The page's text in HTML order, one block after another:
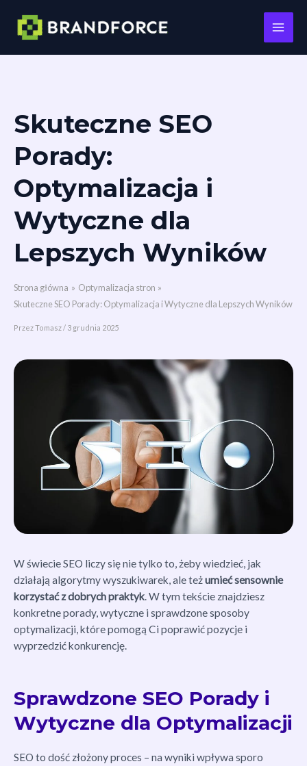
treści
Main
Skuteczne SEO
Porady:
Optymalizacja i
Wytyczne dla
Lepszych Wyników
Strona główna
Optymalizacja stron
Skuteczne SEO Porady: Optymalizacja i Wytyczne dla Lepszych Wyników
PrzezTomasz/ 3 grudnia 2025
W świecie SEO liczy się nie tylko to, żeby wiedzieć, jak
działają algorytmy wyszukiwarek, ale teżumieć sensownie
korzystać z dobrych praktyk. W tym tekście znajdziesz
konkretne porady, wytyczne i sprawdzone sposoby
optymalizacji, które pomogą Ci poprawić pozycje i
wyprzedzić konkurencję.
Sprawdzone SEO Porady i
Wytyczne dla Optymalizacji
SEO to dość złożony proces – na wyniki wpływa sporo